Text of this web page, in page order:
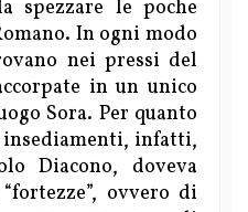
spezzare le poche
In ogni modo
nei pressi del
in un unico
Sora. Per quanto
infatti,
Diacono, doveva
ovvero di